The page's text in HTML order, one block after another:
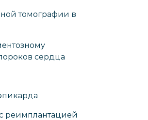
томографии в
сердца
реимплантацией